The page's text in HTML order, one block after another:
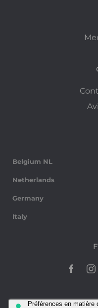
Belgium NL
Netherlands
Germany
Italy